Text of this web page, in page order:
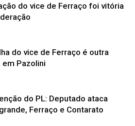
do vice de Ferraço foi vitória
do vice de Ferraço é outra
em Pazolini
do PL: Deputado ataca
Ferraço e Contarato